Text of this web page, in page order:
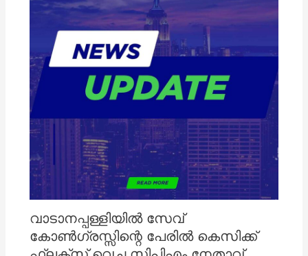
വാടാനപ്പള്ളിയിൽ സേവ്
കോൺഗ്രസ്സിന്റെ പേരിൽ കെസിക്ക്